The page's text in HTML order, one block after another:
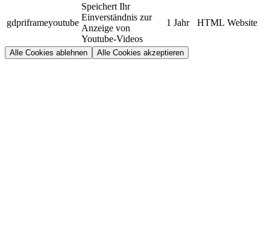
gdpriframeyoutube
Speichert Ihr
Einverständnis zur
Anzeige von
Youtube-Videos
1 Jahr HTML Website
Alle Cookies ablehnen Alle Cookies akzeptieren